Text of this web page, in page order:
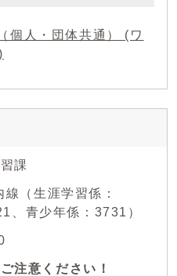
個人・団体共通） (ワ
課
（生涯学習係：
、青少年係：3731）
注意ください！